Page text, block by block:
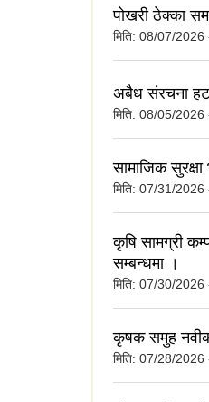
पोखरी ठेक्का
मिति: 08/07/2026
अबैध संरचना
मिति: 08/05/2026
सामाजिक सुरक्षा
मिति: 07/31/2026
कृषि सामग्री
सम्बन्धमा ।
मिति: 07/30/2026
कृषक समुह
मिति: 07/28/2026